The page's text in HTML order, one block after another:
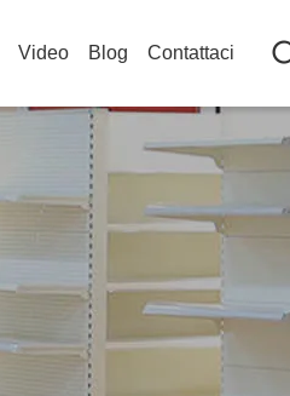
Video Blog Contattaci